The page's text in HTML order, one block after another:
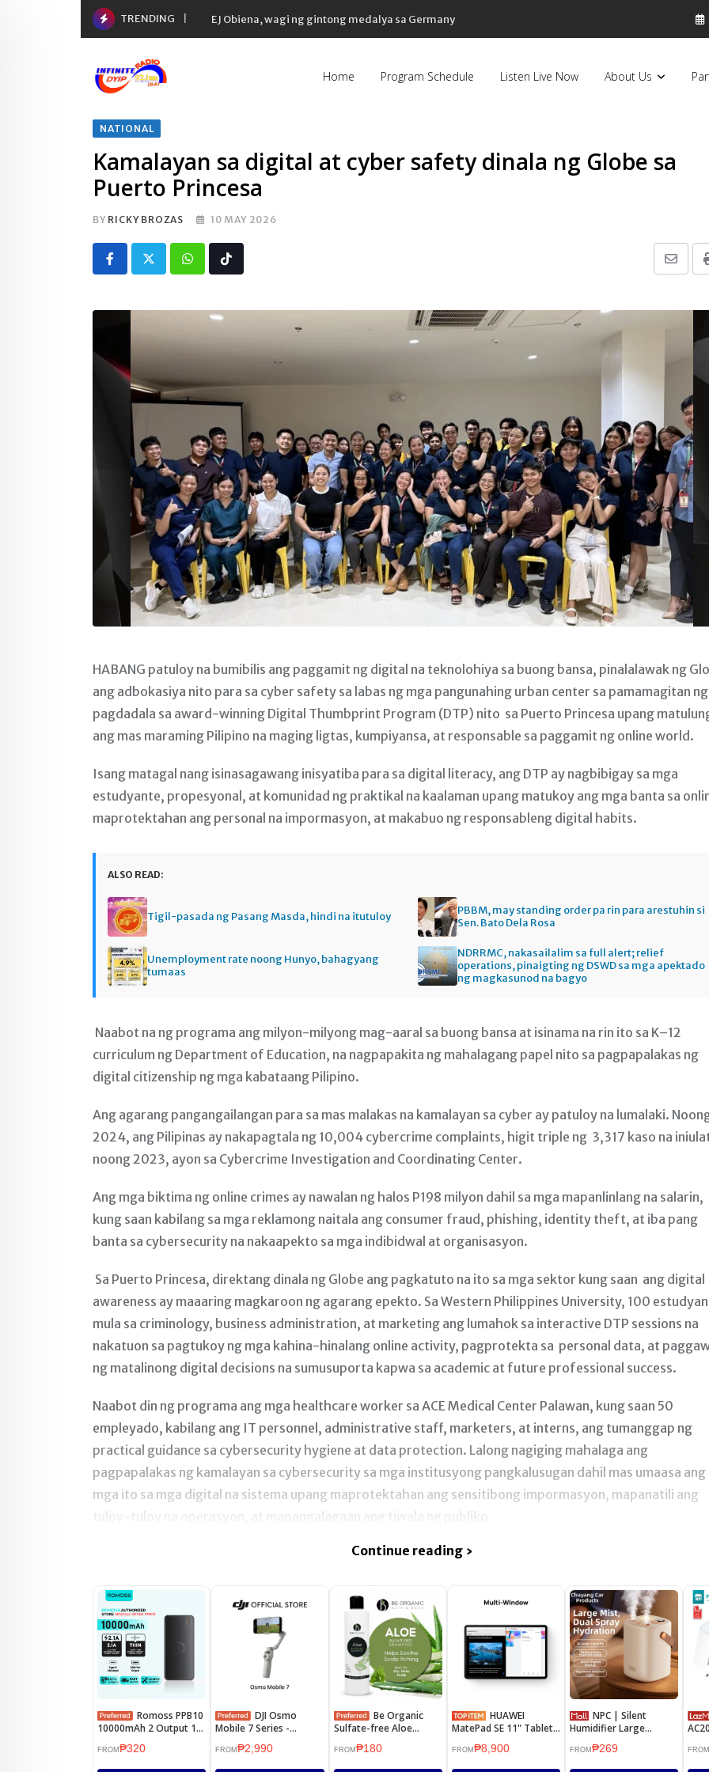
TRENDING EJ Obiena, wagi ng gintong medalya sa Germany
Home Program Schedule Listen Live Now About Us
NATIONAL
Kamalayan sa digital at cyber safety dinala ng Globe sa
Puerto Princesa
BY RICKY BROZAS 10 MAY 2026
Whatsapp
Share
Email
Tiktok
HABANG patuloy na bumibilis ang paggamit ng digital na teknolohiya sa buong bansa, pinalalawak ng
ang adbokasiya nito para sa cyber safety sa labas ng mga pangunahing urban center sa pamamagitan ng
pagdadala sa award-winning Digital Thumbprint Program (DTP) nito sa Puerto Princesa upang
ang mas maraming Pilipino na maging ligtas, kumpiyansa, at responsable sa paggamit ng online world.
Isang matagal nang isinasagawang inisyatiba para sa digital literacy, ang DTP ay nagbibigay sa mga
estudyante, propesyonal, at komunidad ng praktikal na kaalaman upang matukoy ang mga banta sa
maprotektahan ang personal na impormasyon, at makabuo ng responsableng digital habits.
ALSO READ:
Tigil-pasada ng Pasang Masda, hindi na itutuloy
PBBM, may standing order pa rin para arestuhin si
Sen. Bato Dela Rosa
Unemployment rate noong Hunyo, bahagyang
tumaas
NDRRMC, nakasailalim sa full alert; relief
operations, pinaigting ng DSWD sa mga apektado
ng magkasunod na bagyo
Naabot na ng programa ang milyon-milyong mag-aaral sa buong bansa at isinama na rin ito sa K–12
curriculum ng Department of Education, na nagpapakita ng mahalagang papel nito sa pagpapalakas ng
digital citizenship ng mga kabataang Pilipino.
Ang agarang pangangailangan para sa mas malakas na kamalayan sa cyber ay patuloy na lumalaki.
2024, ang Pilipinas ay nakapagtala ng 10,004 cybercrime complaints, higit triple ng 3,317 kaso na
noong 2023, ayon sa Cybercrime Investigation and Coordinating Center.
Ang mga biktima ng online crimes ay nawalan ng halos P198 milyon dahil sa mga mapanlinlang na salarin,
kung saan kabilang sa mga reklamong naitala ang consumer fraud, phishing, identity theft, at iba pang
banta sa cybersecurity na nakaapekto sa mga indibidwal at organisasyon.
Sa Puerto Princesa, direktang dinala ng Globe ang pagkatuto na ito sa mga sektor kung saan ang digital
awareness ay maaaring magkaroon ng agarang epekto. Sa Western Philippines University, 100
mula sa criminology, business administration, at marketing ang lumahok sa interactive DTP sessions na
nakatuon sa pagtukoy ng mga kahina-hinalang online activity, pagprotekta sa personal data, at
ng matalinong digital decisions na sumusuporta kapwa sa academic at future professional success.
Naabot din ng programa ang mga healthcare worker sa ACE Medical Center Palawan, kung saan 50
empleyado, kabilang ang IT personnel, administrative staff, marketers, at interns, ang tumanggap ng
practical guidance sa cybersecurity hygiene at data protection. Lalong nagiging mahalaga ang
pagpapalakas ng kamalayan sa cybersecurity sa mga institusyong pangkalusugan dahil mas umaasa ang
mga ito sa mga digital na sistema upang maprotektahan ang sensitibong impormasyon, mapanatili ang
Continue reading ›
Romoss PPB10
10000mAh 2 Output 1
Bank
FROM ₱320
DJI Osmo
Mobile 7 Series -
3Axis Stabilization |
FROM₱2,990
Sulfate-free Aloe
FROM ₱180
HUAWEI
MatePad SE 11" Tablet
4/6/8GB+128GB
FROM ₱8,900
Humidifier Large
Office Baby Suitable
FROM₱269
US